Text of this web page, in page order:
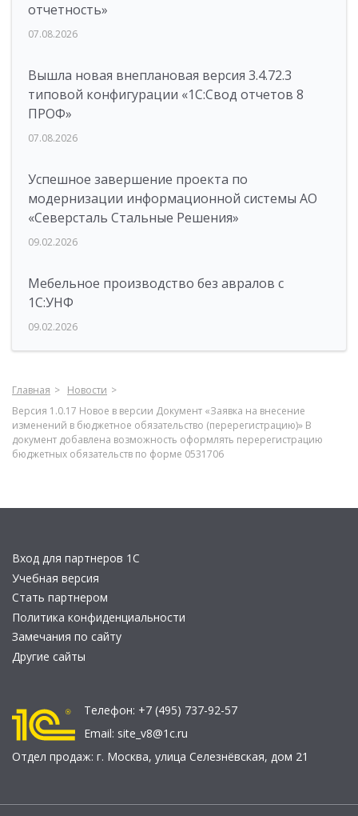
отчетность»
07.08.2026
Вышла новая внеплановая версия 3.4.72.3
типовой конфигурации «1C:Свод отчетов 8
ПРОФ»
07.08.2026
Успешное завершение проекта по
модернизации информационной системы АО
«Северсталь Стальные Решения»
09.02.2026
Мебельное производство без авралов с
1С:УНФ
09.02.2026
Главная
Новости
Версия 1.0.17 Новое в версии Документ «Заявка на внесение
изменений в бюджетное обязательство (перерегистрацию)» В
документ добавлена возможность оформлять перерегистрацию
бюджетных обязательств по форме 0531706
Вход для партнеров 1С
Учебная версия
Стать партнером
Политика конфиденциальности
Замечания по сайту
Другие сайты
Телефон: +7 (495) 737-92-57
Email: site_v8@1c.ru
Отдел продаж: г. Москва, улица Селезнёвская, дом 21